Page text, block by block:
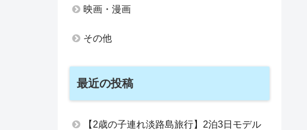
映画・漫画
その他
最近の投稿
【2歳の子連れ淡路島旅行】2泊3日モデル